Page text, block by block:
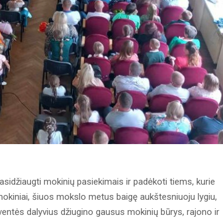
mokinių pasiekimais ir padėkoti tiems, kurie
šiuos mokslo metus baigę aukštesniuoju lygiu,
dalyvius džiugino gausus mokinių būrys, rajono ir